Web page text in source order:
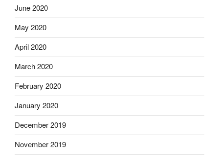
June 2020
May 2020
April 2020
March 2020
February 2020
January 2020
December 2019
November 2019